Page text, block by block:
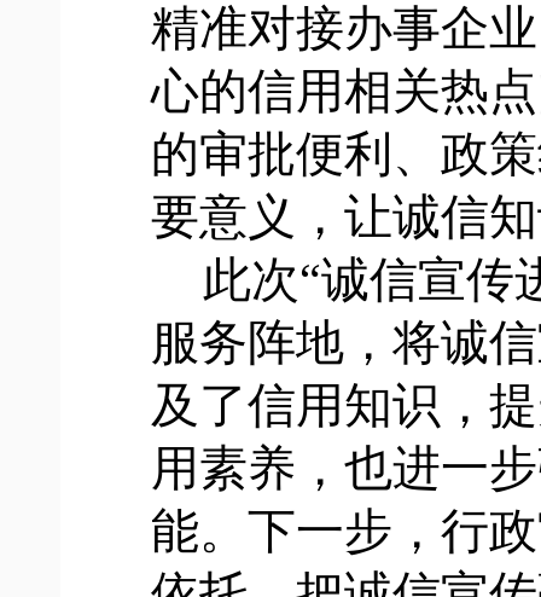
精准对接办事企
心的信用相关热
的审批便利、政
要意义，让诚信
此次“诚信宣传
服务阵地，将诚
及了信用知识，
用素养，也进一
能。下一步，行